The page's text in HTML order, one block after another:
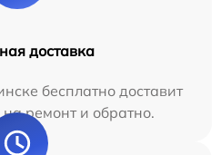
доставка
бесплатно доставит
ремонт и обратно.